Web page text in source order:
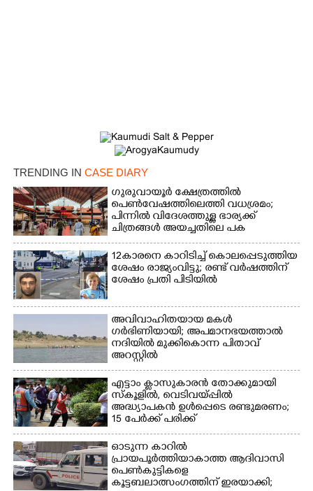
TRENDING IN CASE DIARY
ഗുരുവായൂർ ക്ഷേത്രത്തിൽ
പെൺവേഷത്തിലെത്തി വധശ്രമം;
പിന്നിൽ വിദേശത്തുള്ള ഭാര്യക്ക്
ചിത്രങ്ങൾ അയച്ചതിലെ പക
12കാരനെ കാറിടിച്ച് കൊലപ്പെടുത്തിയ
ശേഷം രാജ്യംവിട്ടു; രണ്ട് വർഷത്തിന്
ശേഷം പ്രതി പിടിയിൽ
അവിവാഹിതയായ മകൾ
ഗർഭിണിയായി; അപമാനഭയത്താൽ
നദിയിൽ മുക്കികൊന്ന പിതാവ്
അറസ്റ്റിൽ
എട്ടാം ക്ളാസുകാരൻ തോക്കുമായി
സ്കൂളിൽ, വെടിവയ്പ്പിൽ
അദ്ധ്യാപകൻ ഉൾപ്പെടെ രണ്ടുമരണം;
15 പേർക്ക് പരിക്ക്
ഓടുന്ന കാറിൽ
പ്രായപൂർത്തിയാകാത്ത ആദിവാസി
പെൺകുട്ടികളെ
കൂട്ടബലാത്സംഗത്തിന് ഇരയാക്കി;
Copy Link